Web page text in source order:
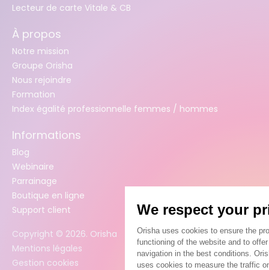
Lecteur de carte Vitale & CB
À propos
Notre mission
Groupe Orisha
Nous rejoindre
Formation
Index égalité professionnelle femmes / hommes
Informations
Blog
Webinaire
Parrainage
Boutique en ligne
Support client
Copyright © 2026. Orisha
Mentions légales
Gestion cookies